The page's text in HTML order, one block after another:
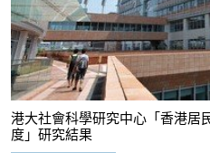
港大社會科學研究中心「香港居
度」研究結果